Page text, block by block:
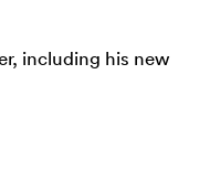
including his new